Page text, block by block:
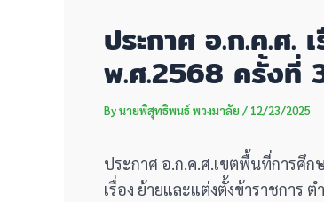
ประกาศ อ.ก.ค.ศ.
พ.ศ.2568 ครั้งที่
Byนายพิสุทธิพนธ์ พวงมาลัย/ 12/23/2025
ประกาศ อ.ก.ค.ศ.เขตพื้นที่การศึ
เรื่อง ย้ายและแต่งตั้งข้าราชการ